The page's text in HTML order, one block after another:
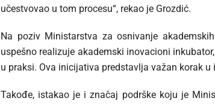
učestvovao u tom procesu“, rekao je Grozdić.
Na poziv Ministarstva za osnivanje
uspešno realizuje akademski inovacioni
u praksi. Ova inicijativa predstavlja važan korak
Takođe, istakao je i značaj podrške koju je